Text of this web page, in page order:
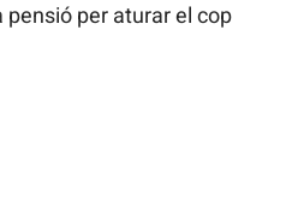
pensió per aturar el cop